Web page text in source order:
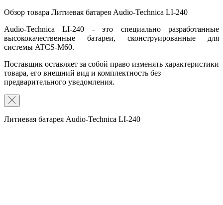
Обзор товара Литиевая батарея Audio-Technica LI-240
Audio-Technica LI-240 - это специально разработанные
высококачественные батареи, сконструированные для
системы ATCS-M60.
Поставщик оставляет за собой право изменять характеристики
товара, его внешний вид и комплектность без
предварительного уведомления.
Литиевая батарея Audio-Technica LI-240